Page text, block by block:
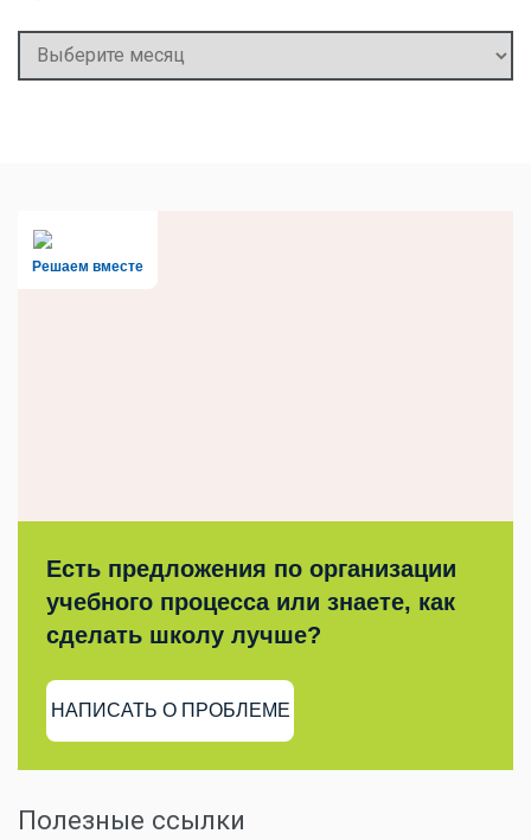
Архивы
Решаем вместе
Есть предложения по организации
учебного процесса или знаете, как
сделать школу лучше?
НАПИСАТЬ О ПРОБЛЕМЕ
Полезные ссылки